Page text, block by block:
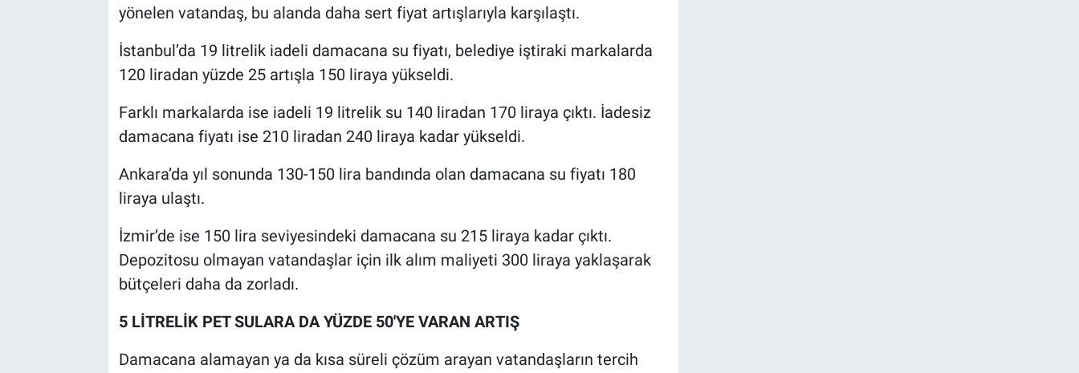
yönelen vatandaş, bu alanda daha sert fiyat artışlarıyla karşılaştı.
İstanbul’da 19 litrelik iadeli damacana su fiyatı, belediye iştiraki markalarda
120 liradan yüzde 25 artışla 150 liraya yükseldi.
Farklı markalarda ise iadeli 19 litrelik su 140 liradan 170 liraya çıktı. İadesiz
damacana fiyatı ise 210 liradan 240 liraya kadar yükseldi.
Ankara’da yıl sonunda 130-150 lira bandında olan damacana su fiyatı 180
liraya ulaştı.
İzmir’de ise 150 lira seviyesindeki damacana su 215 liraya kadar çıktı.
Depozitosu olmayan vatandaşlar için ilk alım maliyeti 300 liraya yaklaşarak
bütçeleri daha da zorladı.
5 LİTRELİK PET SULARA DA YÜZDE 50'YE VARAN ARTIŞ
Damacana alamayan ya da kısa süreli çözüm arayan vatandaşların tercih